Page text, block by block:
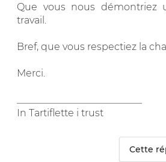
Que vous nous démontriez
travail.
Bref, que vous respectiez la
Merci.
In Tartiflette i trust
Cette